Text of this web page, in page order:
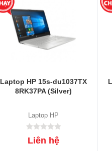
Laptop HP 15s-du1037TX
8RK37PA (Silver)
Laptop HP
Liên hệ